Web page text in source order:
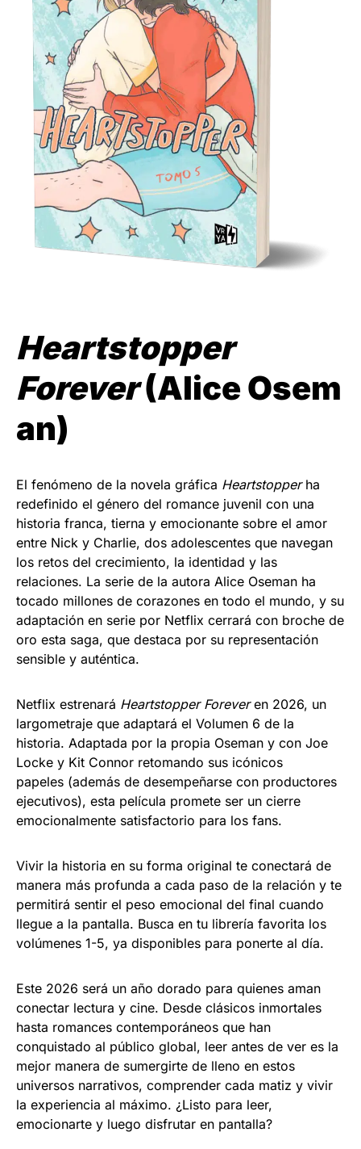
Heartstopper
Forever(Alice Osem
an)
El fenómeno de la novela gráfica Heartstopperha
redefinido el género del romance juvenil con una
historia franca, tierna y emocionante sobre el amor
entre Nick y Charlie, dos adolescentes que navegan
los retos del crecimiento, la identidad y las
relaciones. La serie de la autora Alice Oseman ha
tocado millones de corazones en todo el mundo, y su
adaptación en serie por Netflix cerrará con broche de
oro esta saga, que destaca por su representación
sensible y auténtica.
Netflix estrenará Heartstopper Foreveren 2026, un
largometraje que adaptará el Volumen 6 de la
historia. Adaptada por la propia Oseman y con Joe
Locke y Kit Connor retomando sus icónicos
papeles (además de desempeñarse con productores
ejecutivos), esta película promete ser un cierre
emocionalmente satisfactorio para los fans.
Vivir la historia en su forma original te conectará de
manera más profunda a cada paso de la relación y te
permitirá sentir el peso emocional del final cuando
llegue a la pantalla. Busca en tu librería favorita los
volúmenes 1-5, ya disponibles para ponerte al día.
Este 2026 será un año dorado para quienes aman
conectar lectura y cine. Desde clásicos inmortales
hasta romances contemporáneos que han
conquistado al público global, leer antes de ver es la
mejor manera de sumergirte de lleno en estos
universos narrativos, comprender cada matiz y vivir
la experiencia al máximo. ¿Listo para leer,
emocionarte y luego disfrutar en pantalla?